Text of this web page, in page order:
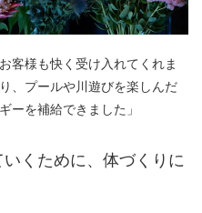
客様も快く受け入れてくれま
、プールや川遊びを楽しんだ
ーを補給できました」
くために、体づくりに